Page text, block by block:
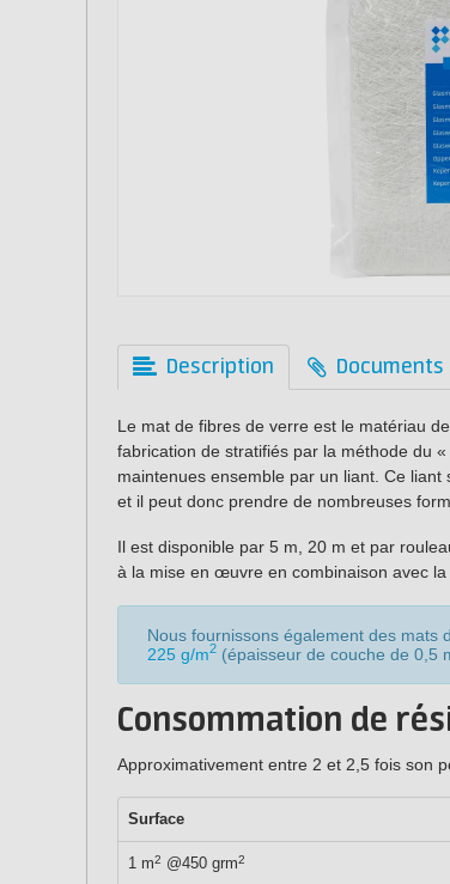
Description Documents
Le mat de fibres de verre est le matériau
fabrication de stratifiés par la méthode du
maintenues ensemble par un liant. Ce
et il peut donc prendre de nombreuses
Il est disponible par 5 m, 20 m et par
à la mise en œuvre en combinaison avec la
Nous fournissons également des mats
225 g/m2 (épaisseur de couche de 0,5
Consommation de
Approximativement entre 2 et 2,5 fois son
Surface
1 m2 @450 grm2